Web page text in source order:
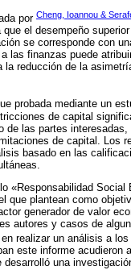
por Cheng, Ioannou &
el desempeño
se corresponde con
las finanzas puede
reducción de la
probada mediante un
de capital
las partes
de capital. Los
basado en las
«Responsabilidad Social
que plantean como
generador de valor
autores y casos de
realizar un análisis a
este informe acudieron
una